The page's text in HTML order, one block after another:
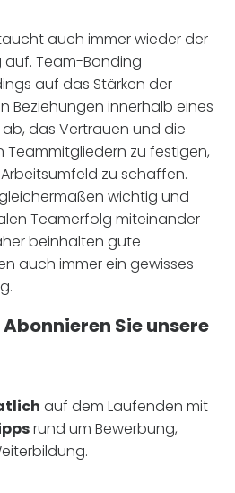
auch immer wieder der
Team-Bonding
auf das Stärken der
Beziehungen innerhalb eines
das Vertrauen und die
Teammitgliedern zu festigen,
zu schaffen.
wichtig und
Teamerfolg miteinander
beinhalten gute
auch immer ein gewisses
Abonnieren Sie unsere
auf dem Laufenden mit
rund um Bewerbung,